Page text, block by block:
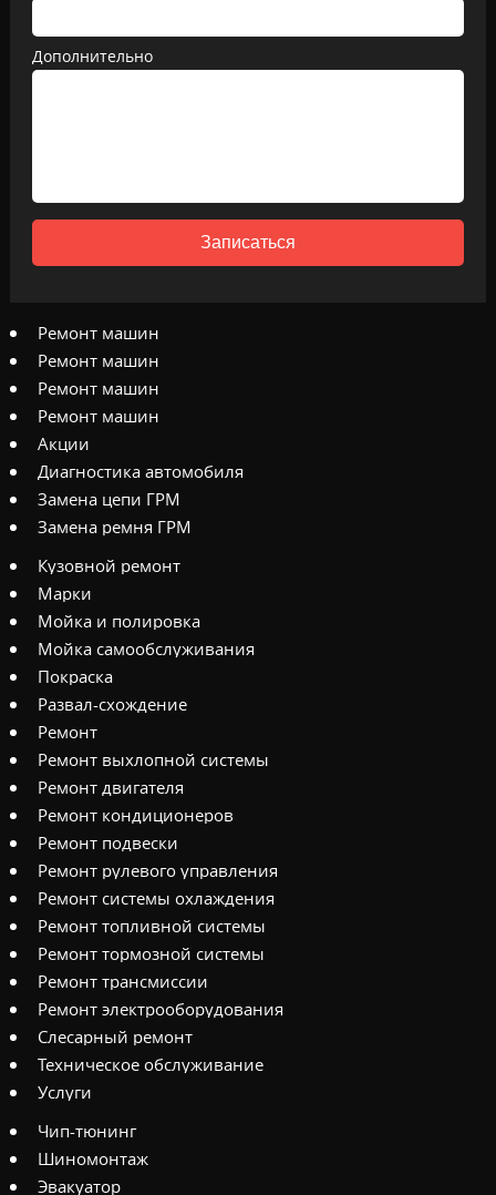
Дополнительно
Записаться
Ремонт машин
Ремонт машин
Ремонт машин
Ремонт машин
Акции
Диагностика автомобиля
Замена цепи ГРМ
Замена ремня ГРМ
Кузовной ремонт
Марки
Мойка и полировка
Мойка самообслуживания
Покраска
Развал-схождение
Ремонт
Ремонт выхлопной системы
Ремонт двигателя
Ремонт кондиционеров
Ремонт подвески
Ремонт рулевого управления
Ремонт системы охлаждения
Ремонт топливной системы
Ремонт тормозной системы
Ремонт трансмиссии
Ремонт электрооборудования
Слесарный ремонт
Техническое обслуживание
Услуги
Чип-тюнинг
Шиномонтаж
Эвакуатор